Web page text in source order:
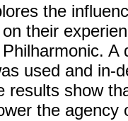
the
their
used and in-
results show
the